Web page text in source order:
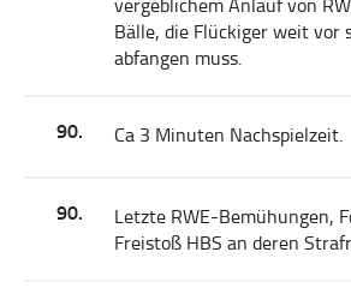
Bälle, die Flückiger weit vor
abfangen muss.
90. Ca 3 Minuten Nachspielzeit.
90.
Letzte RWE-Bemühungen,
Freistoß HBS an deren